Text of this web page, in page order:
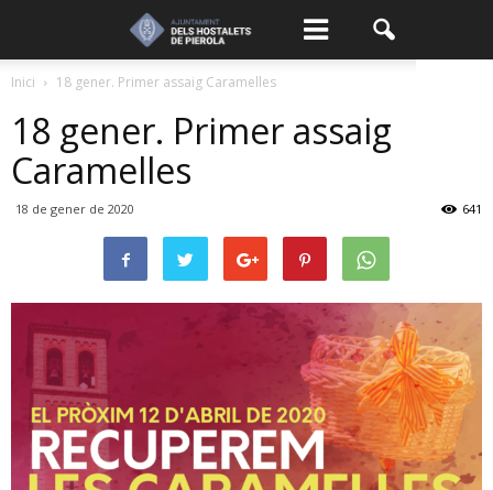
Inici 18 gener. Primer assaig Caramelles
18 gener. Primer assaig
Caramelles
18 de gener de 2020 641